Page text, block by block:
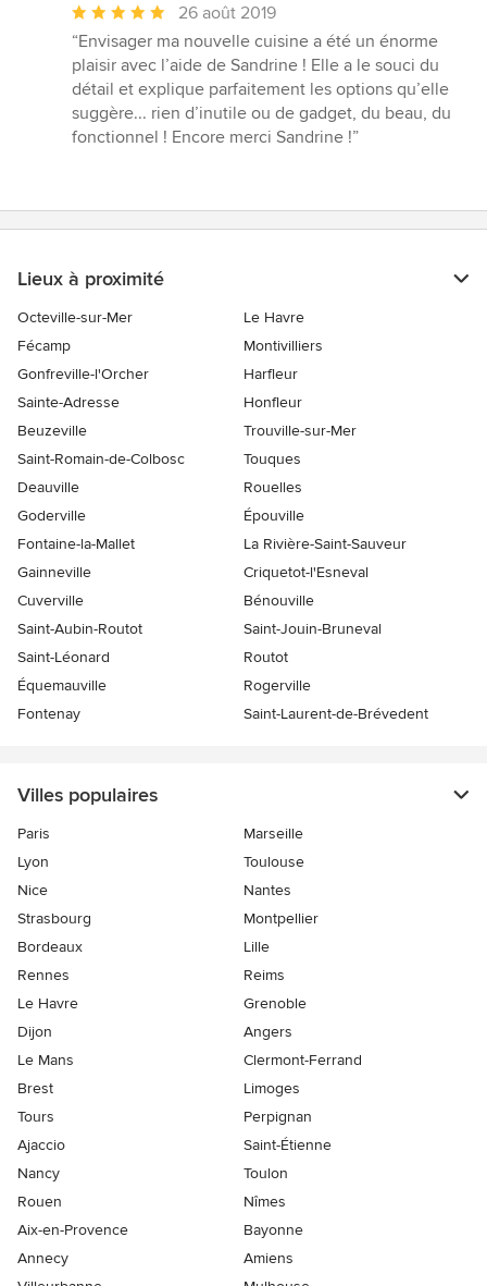
Note
moyenne
:
5
étoiles
sur
26 août 2019
“Envisager ma nouvelle cuisine a été un énorme
plaisir avec l’aide de Sandrine ! Elle a le souci du
détail et explique parfaitement les options qu’elle
suggère... rien d’inutile ou de gadget, du beau, du
fonctionnel ! Encore merci Sandrine !”
Lieux à proximité
Octeville-sur-Mer
Le Havre
Fécamp
Montivilliers
Gonfreville-l'Orcher
Harfleur
Sainte-Adresse
Honfleur
Beuzeville
Trouville-sur-Mer
Saint-Romain-de-Colbosc
Touques
Deauville
Rouelles
Goderville
Épouville
Fontaine-la-Mallet
La Rivière-Saint-Sauveur
Gainneville
Criquetot-l'Esneval
Cuverville
Bénouville
Saint-Aubin-Routot
Saint-Jouin-Bruneval
Saint-Léonard
Routot
Équemauville
Rogerville
Fontenay
Saint-Laurent-de-Brévedent
Villes populaires
Paris
Marseille
Lyon
Toulouse
Nice
Nantes
Strasbourg
Montpellier
Bordeaux
Lille
Rennes
Reims
Le Havre
Grenoble
Dijon
Angers
Le Mans
Clermont-Ferrand
Brest
Limoges
Tours
Perpignan
Ajaccio
Saint-Étienne
Nancy
Toulon
Rouen
Nîmes
Aix-en-Provence
Bayonne
Annecy
Amiens